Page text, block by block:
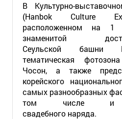
В Культурно-
(Hanbok Culture
расположенном на 1
знаменитой
Сеульской башни
тематическая
Чосон, а также
корейского
самых разнообразных
том числе и
свадебного наряда.